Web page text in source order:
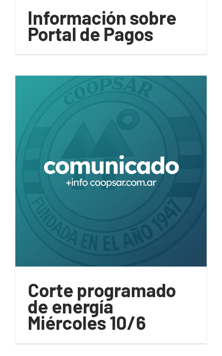
Información sobre
Portal de Pagos
Corte programado
de energía
Miércoles 10/6